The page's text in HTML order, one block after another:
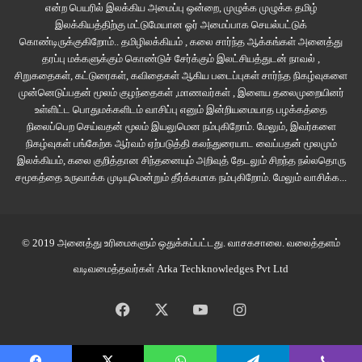
குமரி அல்லாத பிற மாவட்டங்களுக்கும் பொருந்தலாம் என்றே நினைக்கிறேன்.
என்ற பெயரில் இலக்கிய அமைப்பு ஒன்றை, முழுக்க முழுக்க தமிழ்
இலக்கியத்திற்கு மட்டுமேயான ஓர் அமைப்பாக செயல்பட்டுக்
கொண்டிருக்குகிறோம்.. தமிழிலக்கியம் , கலை சார்ந்த ஆக்கங்கள் அனைத்து
தரப்பு மக்களுக்கும் கொண்டுச் சேர்க்கும் இலட்சியத்துடன் நாவல் ,
சிறுகதைகள், கட்டுரைகள், கவிதைகள் ஆகிய படைப்புகள் சார்ந்த நிகழ்வுகளை
முன்னெடுப்பதன் மூலம் குழந்தைகள் ,மாணவர்கள் , இளைய தலைமுறையினர்
உள்ளிட்ட பொதுமக்களிடம் வாசிப்பு எனும் இன்றியமையாத பழக்கத்தை
நிலைப்பெற செய்வதன் மூலம் இயலுமென நம்புகிறோம். மேலும், இவர்களை
நிகழ்வுகள் பங்கேற்க ஆர்வம் ஏற்படுத்தி கலந்துரையாட வைப்பதன் மூலமும்
இலக்கியம், கலை குறித்தான சிந்தனையும் அறிவுத் தேடலும் சிறந்த நல்லதொரு
சமூகத்தை உருவாக்க முடியுமென்றும் தீர்க்கமாக நம்புகிறோம். மேலும் வாசிக்க...
© 2019 அனைத்து உரிமைகளும் ஒதுக்கப்பட்டது. வாசகசாலை . வலைத்தளம்
வடிவமைத்தவர்கள் Arka Techknowledges Pvt Ltd
Facebook YouTubeInstagram